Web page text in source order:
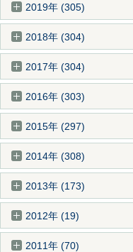
2019年 (305)
2018年 (304)
2017年 (304)
2016年 (303)
2015年 (297)
2014年 (308)
2013年 (173)
2012年 (19)
2011年 (70)